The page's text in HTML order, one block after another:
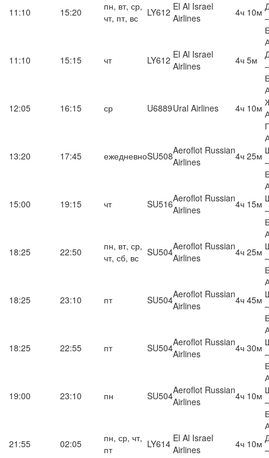
11:10 15:20
пн, вт, ср,
чт, пт, вс
LY612 El Al Israel
Airlines
4ч 10м
11:10 15:15 чт LY612 El Al Israel
Airlines
4ч 5м
12:05 16:15 ср U6889Ural Airlines 4ч 10м
13:20 17:45 ежедневноSU508Aeroflot Russian
Airlines
4ч 25м
15:00 19:15 чт SU516Aeroflot Russian
Airlines
4ч 15м
18:25 22:50
пн, вт, ср,
чт, сб, вс
SU504Aeroflot Russian
Airlines
4ч 25м
18:25 23:10 пт SU504Aeroflot Russian
Airlines
4ч 45м
18:25 22:55 пт SU504Aeroflot Russian
Airlines
4ч 30м
19:00 23:10 пн SU504Aeroflot Russian
Airlines
4ч 10м
21:55 02:05
пн, ср, чт,
пт
LY614 El Al Israel
Airlines
4ч 10м